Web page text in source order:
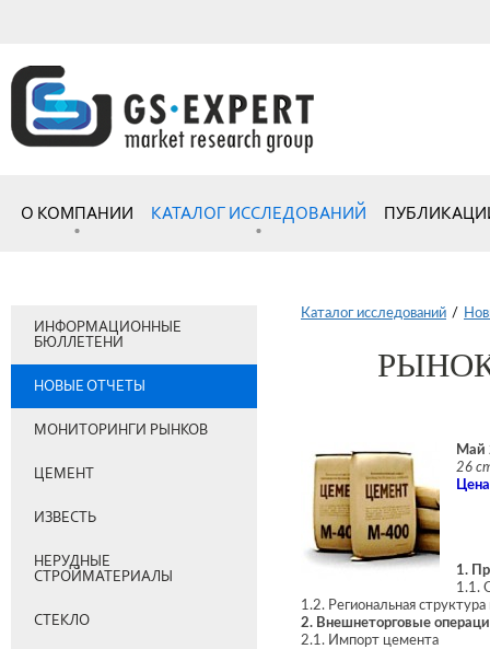
О КОМПАНИИ КАТАЛОГ ИССЛЕДОВАНИЙ
ИНФОРМАЦИОННЫЕ
БЮЛЛЕТЕНИ
НОВЫЕ ОТЧЕТЫ
МОНИТОРИНГИ РЫНКОВ
ЦЕМЕНТ
ИЗВЕСТЬ
НЕРУДНЫЕ
СТРОЙМАТЕРИАЛЫ
СТЕКЛО
Каталог исследований /
Май
26
1.
1.1.
1.2. Региональная
2. Внешнеторговые
2.1. Импорт цемента